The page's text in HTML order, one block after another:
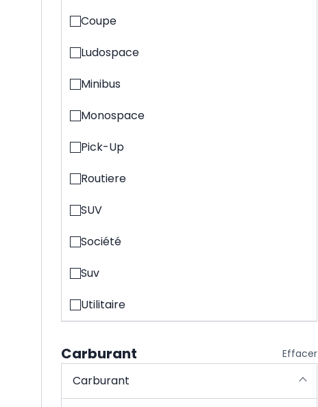
Coupe
Ludospace
Minibus
Monospace
Pick-Up
Routiere
SUV
Société
Suv
Utilitaire
Carburant Effacer
Carburant